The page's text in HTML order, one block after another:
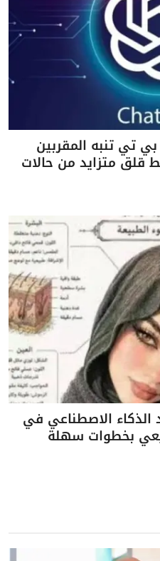
تي تنبه المقربين
قلق متزايد من حالات
الذكاء الاصطناعي في
بخطوات سهلة